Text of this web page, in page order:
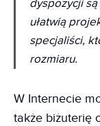
dyspozycji
ułatwią
specjaliści,
rozmiaru.
W Internecie
także biżuterię